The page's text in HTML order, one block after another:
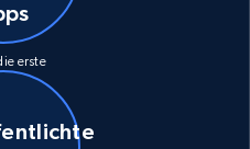
erste